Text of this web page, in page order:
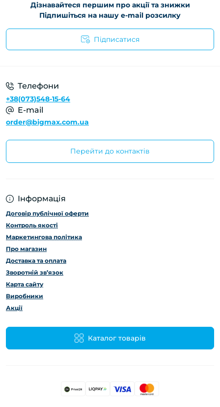
Дізнавайтеся першим про акції та знижки
Підпишіться на нашу e-mail розсилку
Підписатися
Телефони
+38(073)548-15-64
E-mail
order@bigmax.com.ua
Перейти до контактів
Інформація
Договір публічної оферти
Контроль якості
Маркетингова політика
Про магазин
Доставка та оплата
Зворотній зв’язок
Карта сайту
Виробники
Акції
Каталог товарів